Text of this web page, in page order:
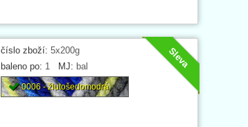
Sleva
číslo zboží: 5x200g
baleno po: 1 MJ: bal
0006 - žlutošedomodrá